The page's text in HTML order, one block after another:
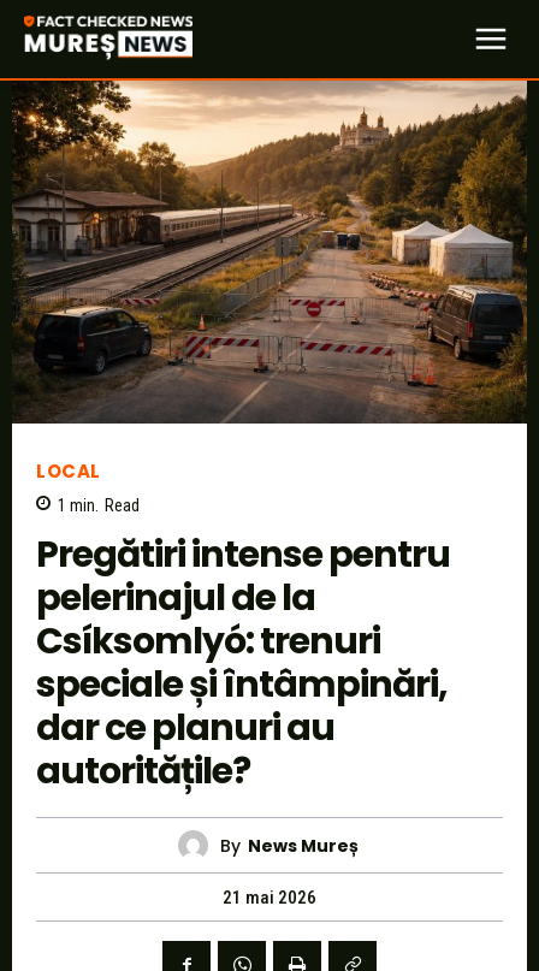
LOCAL
1 min. Read
Pregătiri intense pentru
pelerinajul de la
Csíksomlyó: trenuri
speciale și întâmpinări,
dar ce planuri au
autoritățile?
By News Mureș
21 mai 2026